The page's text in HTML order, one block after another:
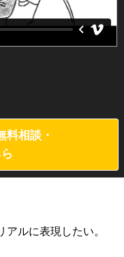
料相談・
ルに表現したい。